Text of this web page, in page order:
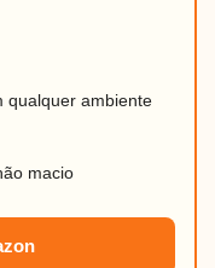
qualquer ambiente
macio